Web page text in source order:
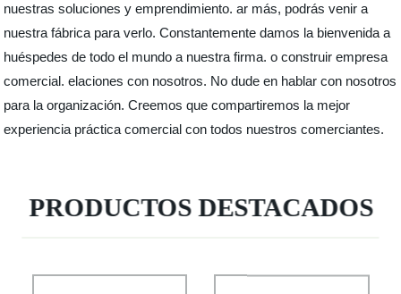
nuestras soluciones y emprendimiento. ar más, podrás venir a
nuestra fábrica para verlo. Constantemente damos la bienvenida a
huéspedes de todo el mundo a nuestra firma. o construir empresa
comercial. elaciones con nosotros. No dude en hablar con nosotros
para la organización. Creemos que compartiremos la mejor
experiencia práctica comercial con todos nuestros comerciantes.
PRODUCTOS DESTACADOS